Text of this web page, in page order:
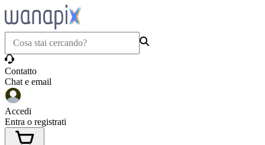
Contatto
Chat e email
Accedi
Entra o registrati